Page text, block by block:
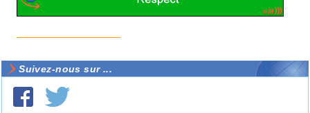
Suivez-nous sur ...